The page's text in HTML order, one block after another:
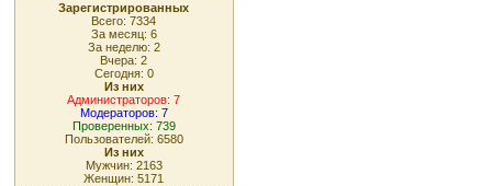
Зарегистрированных
Всего: 7334
За месяц: 6
За неделю: 2
Вчера: 2
Сегодня: 0
Из них
Администраторов: 7
Модераторов: 7
Проверенных: 739
Пользователей: 6580
Из них
Мужчин: 2163
Женщин: 5171